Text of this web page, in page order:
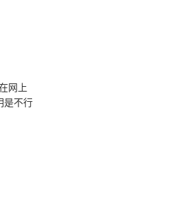
网上
是不行